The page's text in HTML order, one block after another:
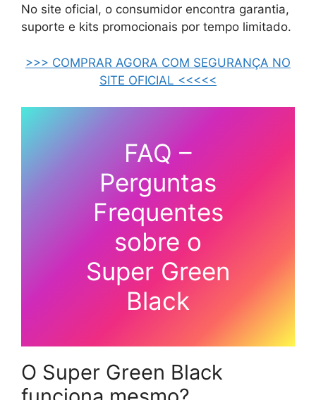
No site oficial, o consumidor encontra garantia,
suporte e kits promocionais por tempo limitado.
>>> COMPRAR AGORA COM SEGURANÇA NO
SITE OFICIAL <<<<<
FAQ –
Perguntas
Frequentes
sobre o
Super Green
Black
O Super Green Black